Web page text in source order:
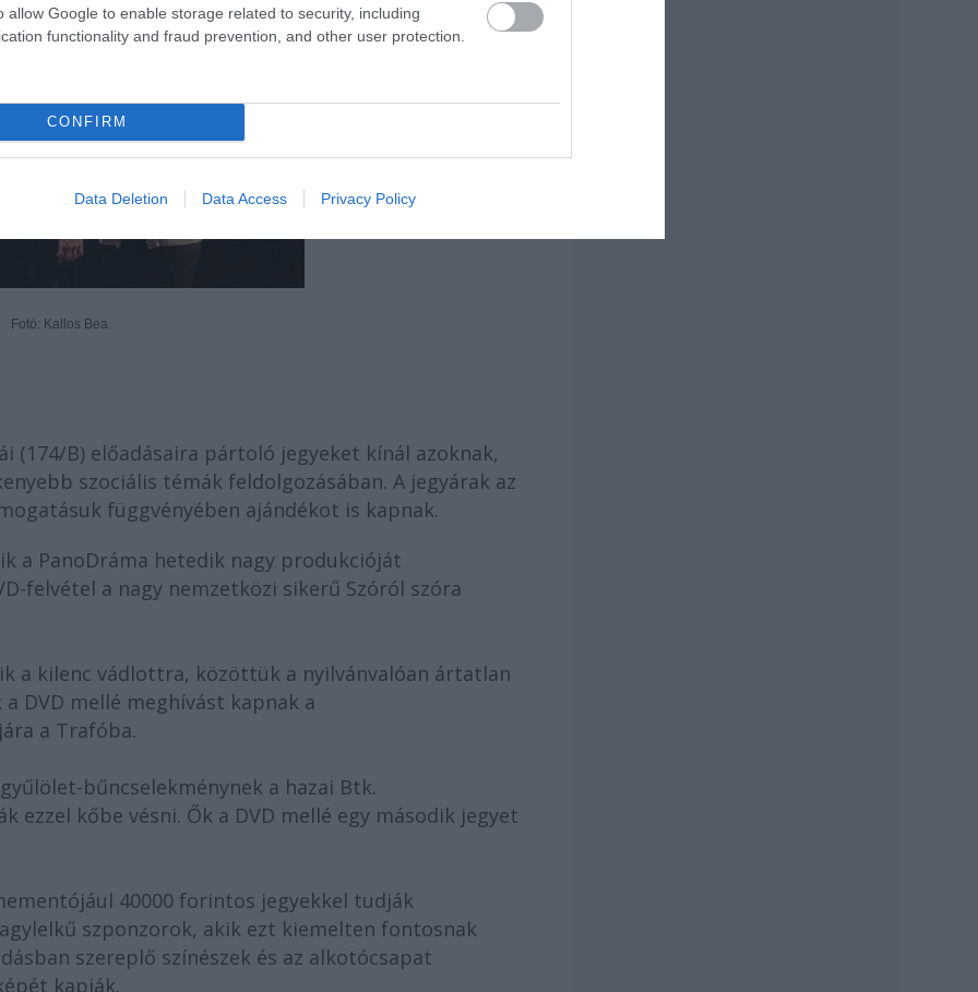
allow Google to enable storage related to security, including
functionality and fraud prevention, and other user protection.
CONFIRM
Data Deletion Data Access Privacy Policy
Fotó: Kallos Bea
(174/B) előadásaira pártoló jegyeket kínál azoknak,
szociális témák feldolgozásában. A jegyárak az
függvényében ajándékot is kapnak.
a PanoDráma hetedik nagy produkcióját
felvétel a nagy nemzetközi sikerű Szóról szóra
a kilenc vádlottra, közöttük a nyilvánvalóan ártatlan
DVD mellé meghívást kapnak a
a Trafóba.
bűncselekménynek a hazai Btk.
ezzel kőbe vésni. Ők a DVD mellé egy második jegyet
40000 forintos jegyekkel tudják
szponzorok, akik ezt kiemelten fontosnak
szereplő színészek és az alkotócsapat
kapják.